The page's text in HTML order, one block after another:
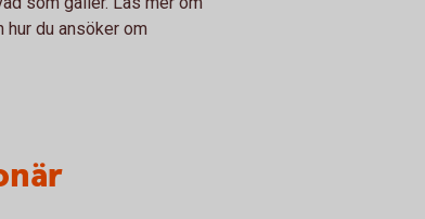
du ansöker om